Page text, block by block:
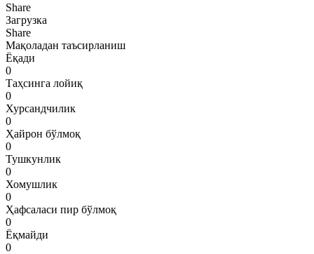
Share
Загрузка
Share
Мақоладан таъсирланиш
Ёқади
0
Таҳсинга лойиқ
0
Хурсандчилик
0
Ҳайрон бўлмоқ
0
Тушкунлик
0
Хомушлик
0
Ҳафсаласи пир бўлмоқ
0
Ёқмайди
0